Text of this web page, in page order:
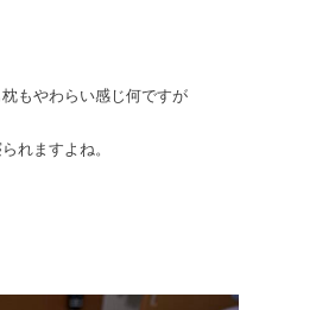
もやわらい感じ何ですが
れますよね。